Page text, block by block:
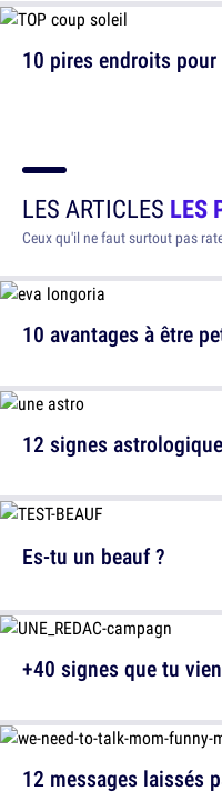
10 pires endroits
LES ARTICLES LES
Ceux qu'il ne faut surtout pas
10 avantages à être
12 signes
12 messages laissés
Es-tu un beauf ?
+40 signes que tu